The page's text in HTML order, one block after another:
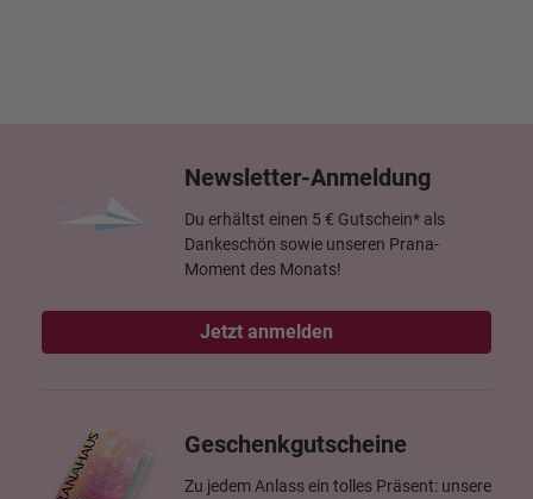
Newsletter-Anmeldung
Du erhältst einen 5 € Gutschein* als
Dankeschön sowie unseren Prana-
Moment des Monats!
Jetzt anmelden
Geschenkgutscheine
Zu jedem Anlass ein tolles Präsent: unsere